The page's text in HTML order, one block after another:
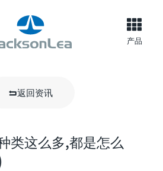
产品
返回资讯
类这么多,都是怎么